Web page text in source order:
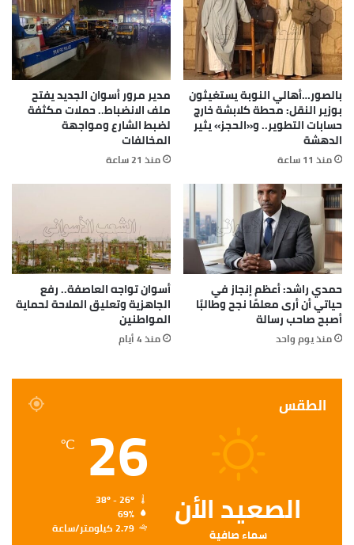
بالصور…أهالي النوبة يستغيثون
بوزير النقل: محطة كلابشة خارج
حسابات التطوير.. و«الحجز» يثير
الدهشة
منذ 11 ساعة
مدير مرور أسوان الجديد يفتح
ملف الانضباط.. حملات مكثفة
لضبط الشارع ومواجهة
المخالفات
منذ 21 ساعة
حمدي راشد: أعظم إنجاز في
حياتي أن أرى معلمًا نجح وطالبًا
أصبح صاحب رسالة
منذ يوم واحد
أسوان تواجه العاصفة.. رفع
الجاهزية وتعليق الملاحة لحماية
المواطنين
منذ 4 أيام
الطقس
الصعيد الأن
سماء صافية
26
℃
69%
2.79 كيلومتر/ساعة